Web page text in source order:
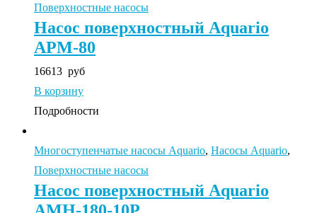
Поверхностные насосы
Насос поверхностный Aquario
APM-80
16613 руб
В корзину
Подробности
Многоступенчатые насосы Aquario, Насосы Aquario,
Поверхностные насосы
Насос поверхностный Aquario